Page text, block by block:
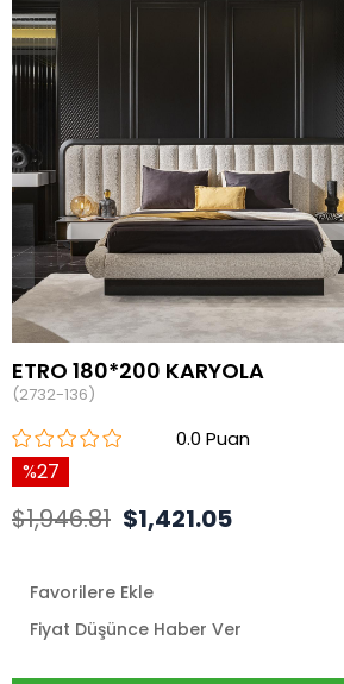
ETRO 180*200 KARYOLA
(2732-136)
0.0
27
$1,946.81 $1,421.05
Favorilere Ekle
Fiyat Düşünce Haber Ver